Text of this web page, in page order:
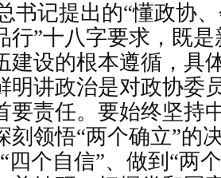
书记提出的“懂政协
行”十八字要求，既
建设的根本遵循，具
明讲政治是对政协委
要责任。要始终坚持
刻领悟“两个确立”的
四个自信”、做到“两